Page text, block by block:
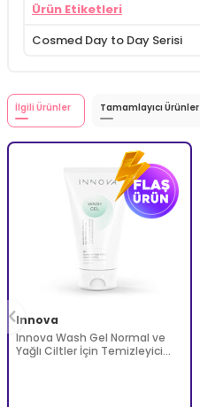
Ürün Etiketleri
Cosmed Day to Day Serisi
İlgili Ürünler Tamamlayıcı Ürünler
Innova
Innova Wash Gel Normal ve
Yağlı Ciltler İçin Temizleyici